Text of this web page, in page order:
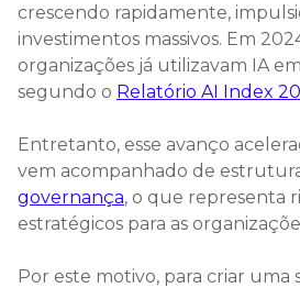
crescendo rapidamente,
investimentos massivos. Em
organizações já utilizavam IA
segundo o Relatório AI Index
Entretanto, esse avanço
vem acompanhado de
governança, o que representa
estratégicos para as
Por este motivo, para criar uma